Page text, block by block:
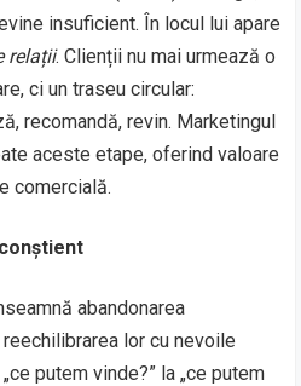
insuficient. În locul lui apare
relații. Clienții nu mai urmează o
ci un traseu circular:
recomandă, revin. Marketingul
aceste etape, oferind valoare
comercială.
abandonarea
lor cu nevoile
putem vinde?” la „ce putem